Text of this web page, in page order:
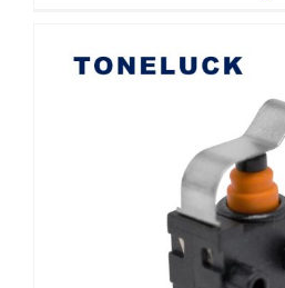
Công tắc vi mô khe cắm